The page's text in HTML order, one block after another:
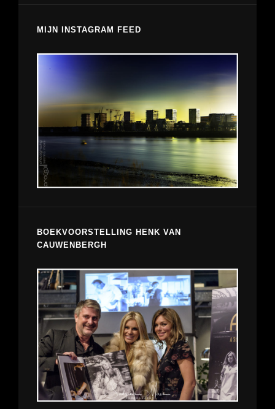
MIJN INSTAGRAM FEED
BOEKVOORSTELLING HENK VAN
CAUWENBERGH